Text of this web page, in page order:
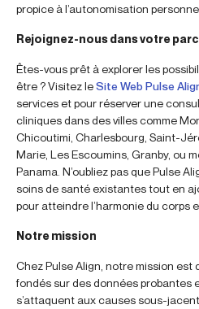
propice à l’autonomisation
Rejoignez-nous dans votre
Êtes-vous prêt à explorer les
être ? Visitez leSite Web Pulse
services et pour réserver une
cliniques dans des villes comme
Chicoutimi, Charlesbourg, Saint-
Marie, Les Escoumins, Granby, ou
Panama. N’oubliez pas que Pulse
soins de santé existantes tout en
pour atteindre l’harmonie du corps
Notre mission
Chez Pulse Align, notre mission
fondés sur des données probantes
s’attaquent aux causes sous-